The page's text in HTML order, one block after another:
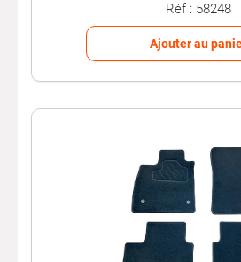
Réf : 58248
Ajouter au